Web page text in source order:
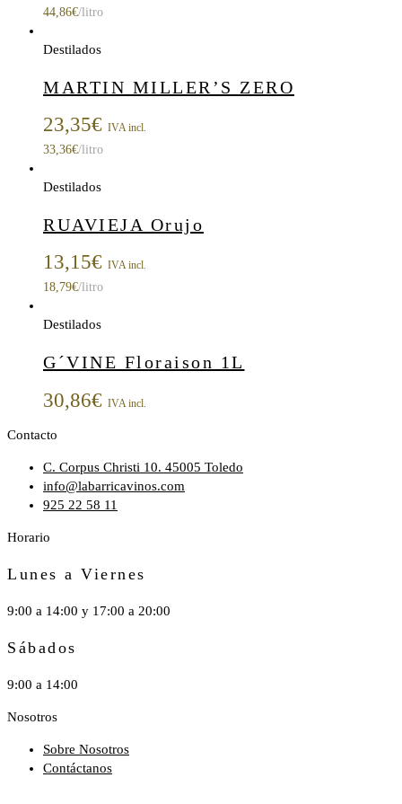
44,86€/litro
Destilados
MARTIN MILLER’S ZERO
23,35€ IVA incl.
33,36€/litro
Destilados
RUAVIEJA Orujo
13,15€ IVA incl.
18,79€/litro
Destilados
G´VINE Floraison 1L
30,86€ IVA incl.
Contacto
C. Corpus Christi 10. 45005 Toledo
info@labarricavinos.com
925 22 58 11
Horario
Lunes a Viernes
9:00 a 14:00 y 17:00 a 20:00
Sábados
9:00 a 14:00
Nosotros
Sobre Nosotros
Contáctanos